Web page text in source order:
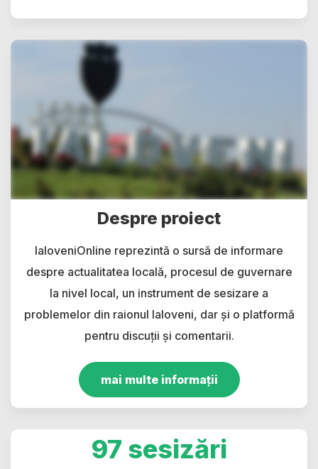
Despre proiect
IaloveniOnline reprezintă o sursă de informare
despre actualitatea locală, procesul de guvernare
la nivel local, un instrument de sesizare a
problemelor din raionul Ialoveni, dar și o platformă
pentru discuții și comentarii.
mai multe informații
97 sesizări